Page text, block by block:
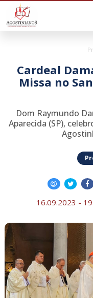
Cardeal
Missa no
Dom Raymundo
Aparecida (SP),
16.09.2023 -